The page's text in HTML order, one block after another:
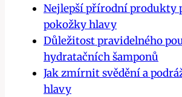
Nejlepší přírodní produkty
pokožky hlavy
Důležitost pravidelného
hydratačních šamponů
Jak zmírnit svědění a
hlavy